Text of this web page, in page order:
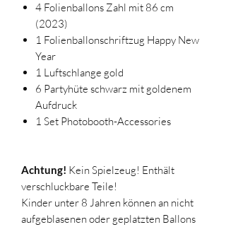
4 Folienballons Zahl mit 86 cm
(2023)
1 Folienballonschriftzug Happy New
Year
1 Luftschlange gold
6 Partyhüte schwarz mit goldenem
Aufdruck
1 Set Photobooth-Accessories
Achtung! Kein Spielzeug! Enthält
verschluckbare Teile!
Kinder unter 8 Jahren können an nicht
aufgeblasenen oder geplatzten Ballons